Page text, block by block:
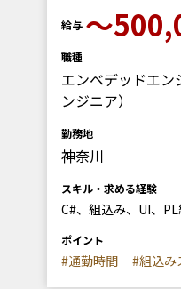
給与 〜
職種
エンベデッドエ
ンジニア）
勤務地
神奈川
スキル・求める経験
C#、組込み、UI、
ポイント
#通勤時間 #組込み